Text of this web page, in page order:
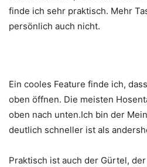
finde ich sehr praktisch. Mehr
persönlich auch nicht.
Ein cooles Feature finde ich,
oben öffnen. Die meisten
oben nach unten.Ich bin der
deutlich schneller ist als
Praktisch ist auch der Gürtel,